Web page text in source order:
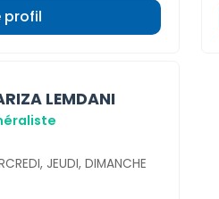
profil
LEMDANI
JEUDI, DIMANCHE